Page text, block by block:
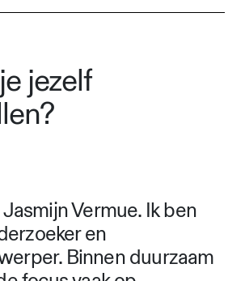
jezelf
Vermue. Ik ben
en
Binnen duurzaam